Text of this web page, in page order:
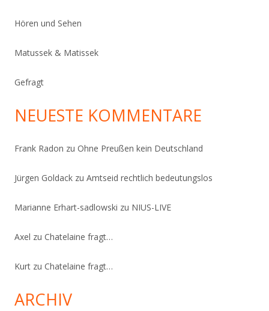
Hören und Sehen
Matussek & Matissek
Gefragt
NEUESTE KOMMENTARE
Frank Radon zu Ohne Preußen kein Deutschland
Jürgen Goldack zu Amtseid rechtlich bedeutungslos
Marianne Erhart-sadlowski zu NIUS-LIVE
Axel zu Chatelaine fragt…
Kurt zu Chatelaine fragt…
ARCHIV